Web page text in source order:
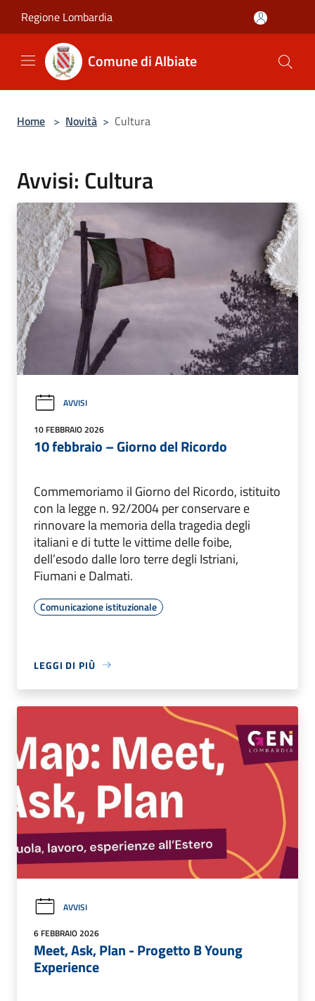
Regione Lombardia
Comune di Albiate
Home > Novità > Cultura
Avvisi: Cultura
AVVISI
10 FEBBRAIO 2026
10 febbraio – Giorno del Ricordo
Commemoriamo il Giorno del Ricordo, istituito
con la legge n. 92/2004 per conservare e
rinnovare la memoria della tragedia degli
italiani e di tutte le vittime delle foibe,
dell’esodo dalle loro terre degli Istriani,
Fiumani e Dalmati.
Comunicazione istituzionale
LEGGI DI PIÙ
AVVISI
6 FEBBRAIO 2026
Meet, Ask, Plan - Progetto B Young
Experience